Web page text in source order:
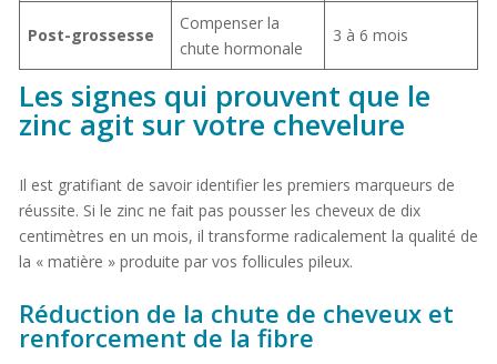
Post-grossesse
Compenser la
chute hormonale
3 à 6 mois
Les signes qui prouvent que le
zinc agit sur votre chevelure
Il est gratifiant de savoir identifier les premiers marqueurs de
réussite. Si le zinc ne fait pas pousser les cheveux de dix
centimètres en un mois, il transforme radicalement la qualité de
la « matière » produite par vos follicules pileux.
Réduction de la chute de cheveux et
renforcement de la fibre